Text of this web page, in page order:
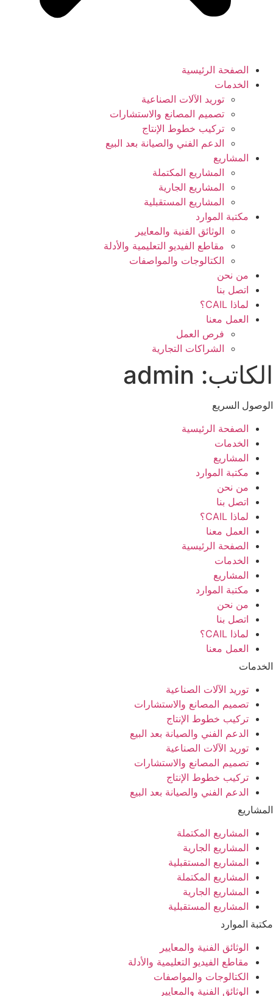
الصفحة الرئيسية
الخدمات
توريد الآلات الصناعية
تصميم المصانع والاستشارات
تركيب خطوط الإنتاج
الدعم الفني والصيانة بعد البيع
المشاريع
المشاريع المكتملة
المشاريع الجارية
المشاريع المستقبلية
مكتبة الموارد
الوثائق الفنية والمعايير
مقاطع الفيديو التعليمية والأدلة
الكتالوجات والمواصفات
من نحن
اتصل بنا
لماذا CAIL؟
العمل معنا
فرص العمل
الشراكات التجارية
الكاتب: admin
الوصول السريع
الصفحة الرئيسية
الخدمات
المشاريع
مكتبة الموارد
من نحن
اتصل بنا
لماذا CAIL؟
العمل معنا
الصفحة الرئيسية
الخدمات
المشاريع
مكتبة الموارد
من نحن
اتصل بنا
لماذا CAIL؟
العمل معنا
الخدمات
توريد الآلات الصناعية
تصميم المصانع والاستشارات
تركيب خطوط الإنتاج
الدعم الفني والصيانة بعد البيع
توريد الآلات الصناعية
تصميم المصانع والاستشارات
تركيب خطوط الإنتاج
الدعم الفني والصيانة بعد البيع
المشاريع
المشاريع المكتملة
المشاريع الجارية
المشاريع المستقبلية
المشاريع المكتملة
المشاريع الجارية
المشاريع المستقبلية
مكتبة الموارد
الوثائق الفنية والمعايير
مقاطع الفيديو التعليمية والأدلة
الكتالوجات والمواصفات
الوثائق الفنية والمعايير